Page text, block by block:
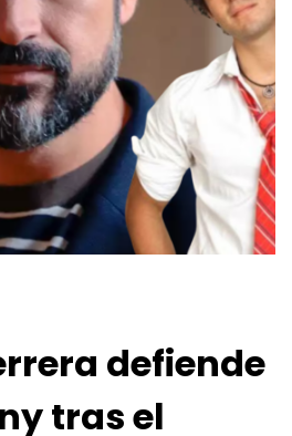
defiende
tras el